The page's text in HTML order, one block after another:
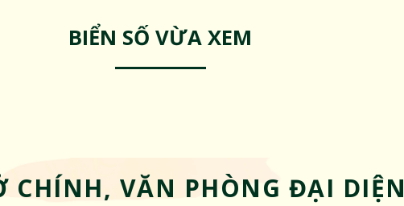
BIỂN SỐ VỪA XEM
CHÍNH, VĂN PHÒNG ĐẠI DIỆN